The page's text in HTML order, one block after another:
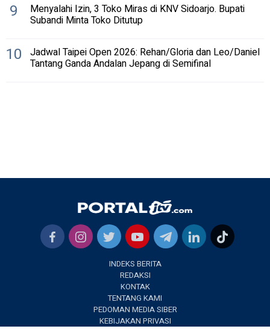
9 Menyalahi Izin, 3 Toko Miras di KNV Sidoarjo. Bupati
Subandi Minta Toko Ditutup
10 Jadwal Taipei Open 2026: Rehan/Gloria dan Leo/Daniel
Tantang Ganda Andalan Jepang di Semifinal
INDEKS BERITA
REDAKSI
KONTAK
TENTANG KAMI
PEDOMAN MEDIA SIBER
KEBIJAKAN PRIVASI